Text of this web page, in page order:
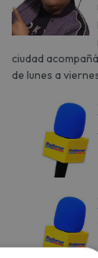
ciudad
de lunes a